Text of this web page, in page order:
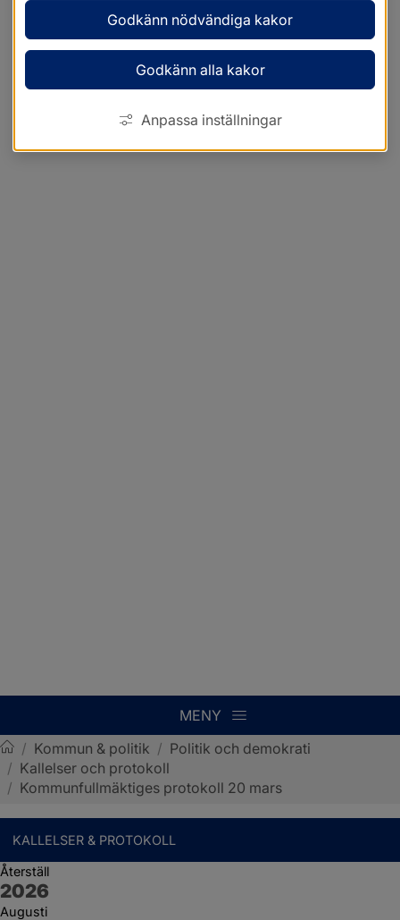
MENY
Sotenäs kommun
/ Kommun & politik / Politik och demokrati
/ Kallelser och protokoll
/ Kommunfullmäktiges protokoll 20 mars
KALLELSER & PROTOKOLL
Återställ
År:
2026
Augusti
Godkänn nödvändiga kakor
Godkänn alla kakor
Anpassa inställningar